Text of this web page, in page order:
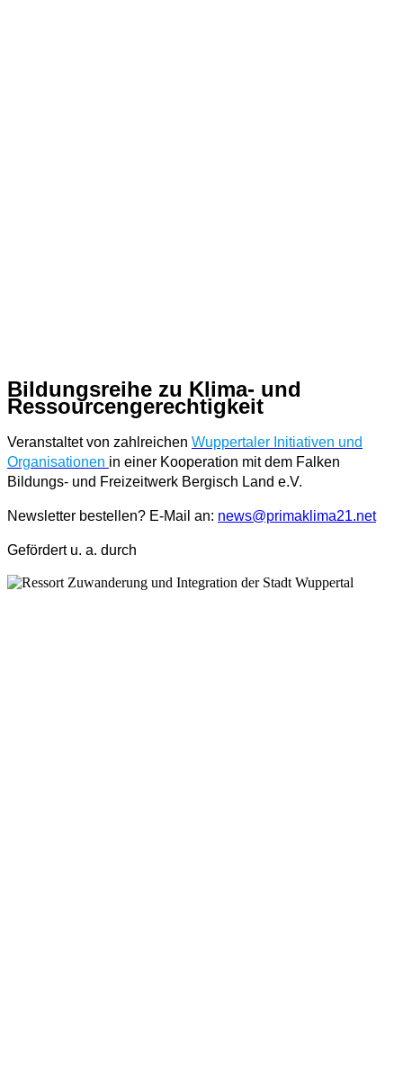
Bildungsreihe zu Klima- und
Ressourcengerechtigkeit
Veranstaltet von zahlreichen Wuppertaler Initiativen und
Organisationen in einer Kooperation mit dem Falken
Bildungs- und Freizeitwerk Bergisch Land e.V.
Newsletter bestellen? E-Mail an: news@primaklima21.net
Gefördert u. a. durch